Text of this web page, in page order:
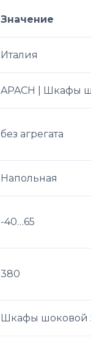
Значение
Италия
APACH | Шкафы
без агрегата
Напольная
-40…65
380
Шкафы шоковой